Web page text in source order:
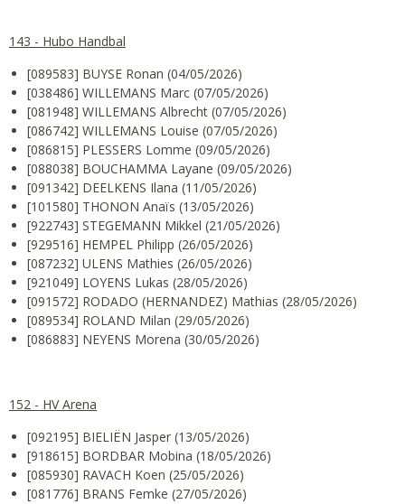
143 - Hubo Handbal
[089583] BUYSE Ronan (04/05/2026)
[038486] WILLEMANS Marc (07/05/2026)
[081948] WILLEMANS Albrecht (07/05/2026)
[086742] WILLEMANS Louise (07/05/2026)
[086815] PLESSERS Lomme (09/05/2026)
[088038] BOUCHAMMA Layane (09/05/2026)
[091342] DEELKENS Ilana (11/05/2026)
[101580] THONON Anaïs (13/05/2026)
[922743] STEGEMANN Mikkel (21/05/2026)
[929516] HEMPEL Philipp (26/05/2026)
[087232] ULENS Mathies (26/05/2026)
[921049] LOYENS Lukas (28/05/2026)
[091572] RODADO (HERNANDEZ) Mathias (28/05/2026)
[089534] ROLAND Milan (29/05/2026)
[086883] NEYENS Morena (30/05/2026)
152 - HV Arena
[092195] BIELIËN Jasper (13/05/2026)
[918615] BORDBAR Mobina (18/05/2026)
[085930] RAVACH Koen (25/05/2026)
[081776] BRANS Femke (27/05/2026)